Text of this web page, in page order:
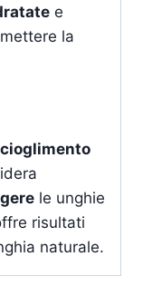
e
la
le unghie
risultati
naturale.